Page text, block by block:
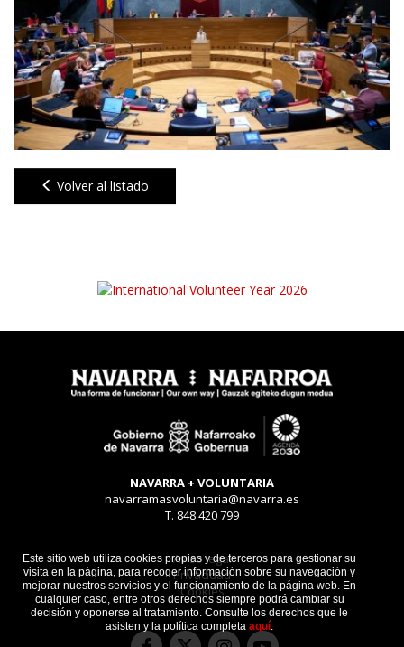
Este sitio web utiliza cookies propias y de terceros para gestionar su
visita en la página, para recoger información sobre su navegación y
mejorar nuestros servicios y el funcionamiento de la página web. En
cualquier caso, entre otros derechos siempre podrá cambiar su
decisión y oponerse al tratamiento. Consulte los derechos que le
asisten y la política completa aquí.
Volver al listado
NAVARRA + VOLUNTARIA
navarramasvoluntaria@navarra.es
T. 848 420 799
Aviso legal
Privacidad
Cookies